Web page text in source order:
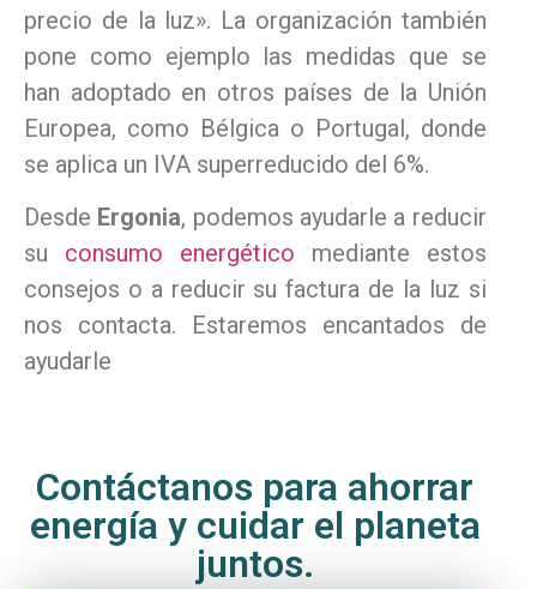
precio de la luz». La organización también
pone como ejemplo las medidas que se
han adoptado en otros países de la Unión
Europea, como Bélgica o Portugal, donde
se aplica un IVA superreducido del 6%.
Desde Ergonia, podemos ayudarle a reducir
su consumo energético mediante estos
consejos o a reducir su factura de la luz si
nos contacta. Estaremos encantados de
ayudarle
Contáctanos para ahorrar
energía y cuidar el planeta
juntos.